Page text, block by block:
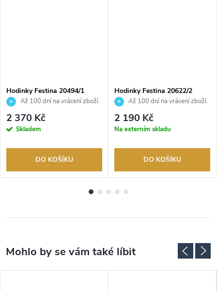
Hodinky Festina 20494/1
Až 100 dní na vrácení zboží.
Autorizovaný prodejce.
2 370 Kč
Skladem
DO KOŠÍKU
Hodinky Festina 20622/2
Až 100 dní na vrácení zboží.
Autorizovaný prodejce.
2 190 Kč
Na externím skladu
DO KOŠÍKU